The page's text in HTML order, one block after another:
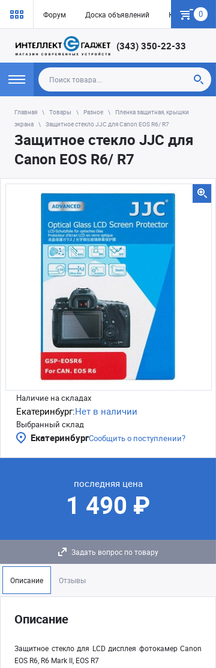
Форум Доска объявлений Как купить
0
(343) 350-22-33
Главная Товары Разное
Пленка защитная, крышки
экрана
Защитное стекло JJC для Canon EOS R6/ R7
Защитное стекло JJC для
Canon EOS R6/ R7
Наличие на складах
Екатеринбург:Нет в наличии
Выбранный склад
ЕкатеринбургСообщить о поступлении?
последняя цена
1 490 ₽
Задать вопрос по товару
Описание Отзывы
Описание
Защитное стекло для LCD дисплея фотокамер Canon
EOS R6, R6 Mark II, EOS R7